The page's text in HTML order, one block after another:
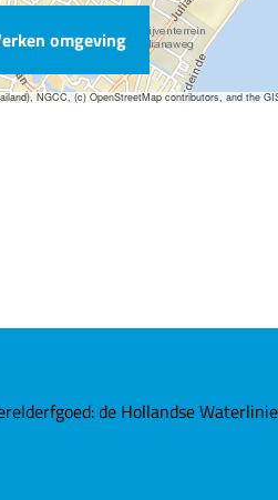
NGCC, (c) OpenStreetMap contributors, and the
omgeving
de Hollandse